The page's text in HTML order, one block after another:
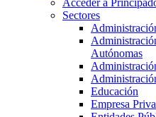
Acceder a
Sectores
Autónomas
Educación
Empresa